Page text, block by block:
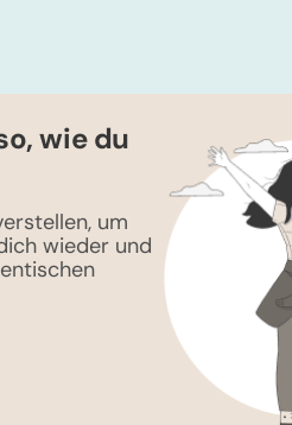
wie du
um
wieder und